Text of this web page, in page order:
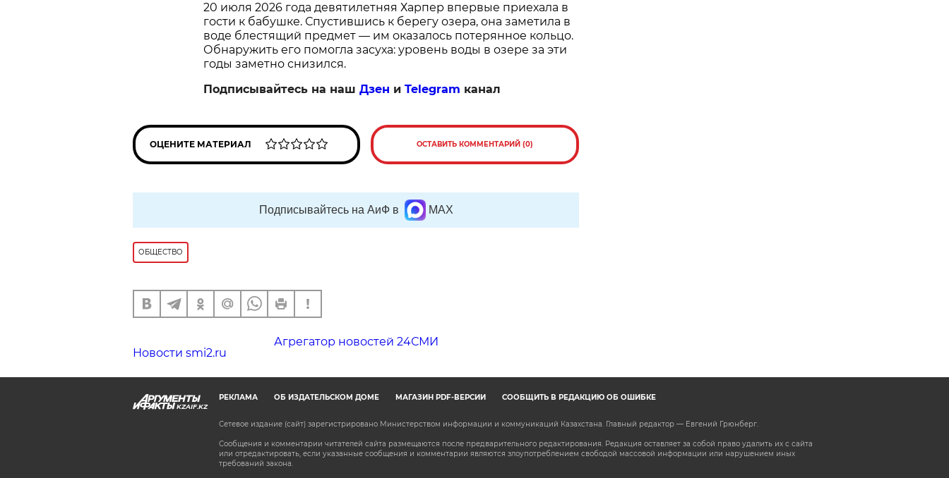
20 июля 2026 года девятилетняя Харпер впервые приехала в
гости к бабушке. Спустившись к берегу озера, она заметила в
воде блестящий предмет — им оказалось потерянное кольцо.
Обнаружить его помогла засуха: уровень воды в озере за эти
годы заметно снизился.
Подписывайтесь на наш Дзен и Telegram канал
ОЦЕНИТЕ МАТЕРИАЛ ОСТАВИТЬ КОММЕНТАРИЙ (0)
Подписывайтесь на АиФ в MAX
ОБЩЕСТВО
Агрегатор новостей 24СМИ
Новости smi2.ru
KZAIF.KZ
РЕКЛАМА ОБ ИЗДАТЕЛЬСКОМ ДОМЕ МАГАЗИН PDF-ВЕРСИЙ СООБЩИТЬ В РЕДАКЦИЮ ОБ ОШИБКЕ
Сетевое издание (сайт) зарегистрировано Министерством информации и коммуникаций Казахстана. Главный редактор — Евгений Грюнберг.
Сообщения и комментарии читателей сайта размещаются после предварительного редактирования. Редакция оставляет за собой право удалить их с сайта
или отредактировать, если указанные сообщения и комментарии являются злоупотреблением свободой массовой информации или нарушением иных
требований закона.